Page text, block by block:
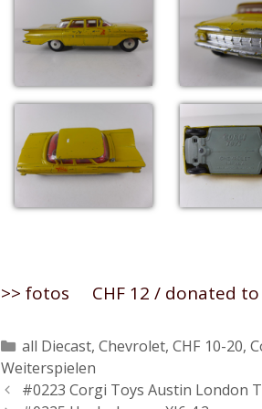
>> fotos CHF 12 / donated to
Kategorien
all Diecast, Chevrolet, CHF 10-20,
Weiterspielen
Beitrags-
#0223 Corgi Toys Austin London